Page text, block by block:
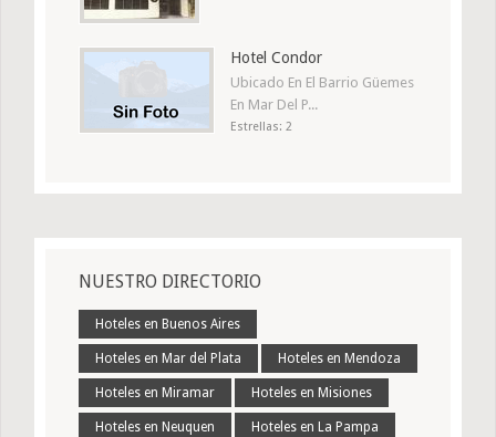
Hotel Condor
Ubicado En El Barrio Güemes
En Mar Del P...
Estrellas: 2
NUESTRO DIRECTORIO
Hoteles en Buenos Aires
Hoteles en Mar del Plata Hoteles en Mendoza
Hoteles en Miramar Hoteles en Misiones
Hoteles en Neuquen Hoteles en La Pampa